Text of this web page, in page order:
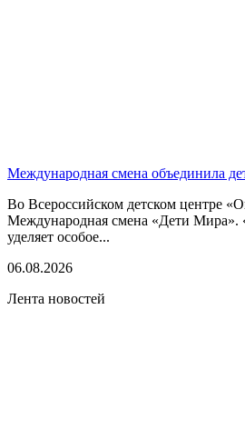
Международная смена объединила
Во Всероссийском детском центре
Международная смена «Дети
уделяет особое...
06.08.2026
Лента новостей